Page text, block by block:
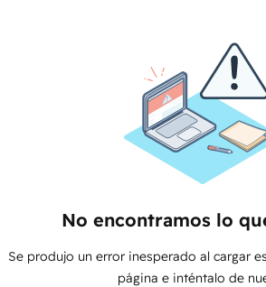
No encontramos lo
Se produjo un error inesperado al cargar
página e inténtalo de